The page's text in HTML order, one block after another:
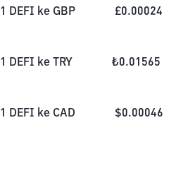
1 DEFI ke GBP £0.00024
1 DEFI ke TRY ₺0.01565
1 DEFI ke CAD $0.00046